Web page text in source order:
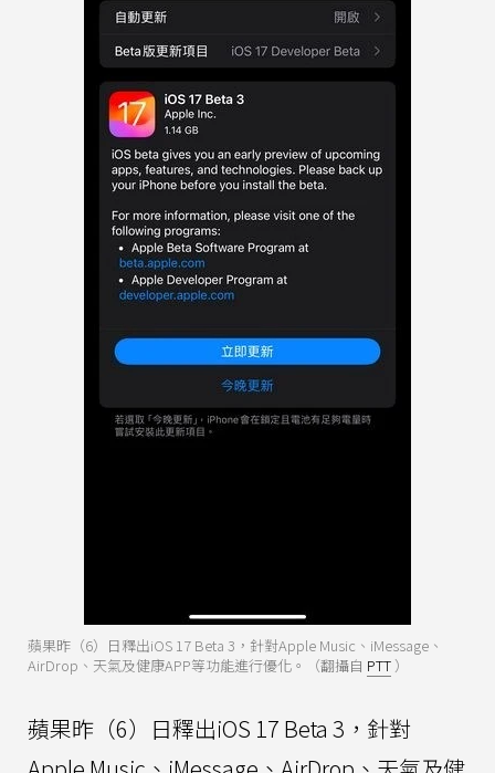
蘋果昨（6）日釋出iOS 17 Beta 3，針對Apple Music、iMessage、
AirDrop、天氣及健康APP等功能進行優化。（翻攝自 PTT ）
蘋果昨（6）日釋出iOS 17 Beta 3，針對